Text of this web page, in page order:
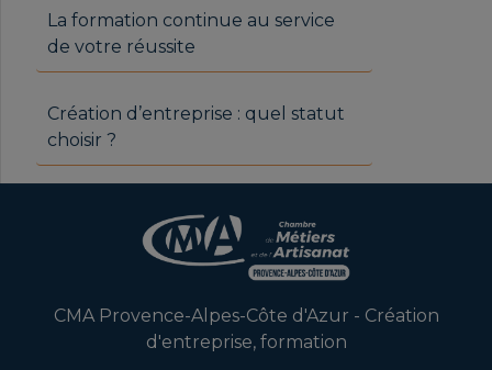
La formation continue au service
de votre réussite
Création d’entreprise : quel statut
choisir ?
CMA Provence-Alpes-Côte d'Azur - Création
d'entreprise, formation